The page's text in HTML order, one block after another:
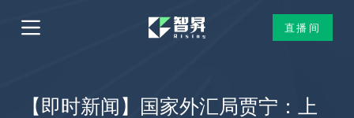
跳
过
直播间
【即时新闻】国家外汇局贾宁：上